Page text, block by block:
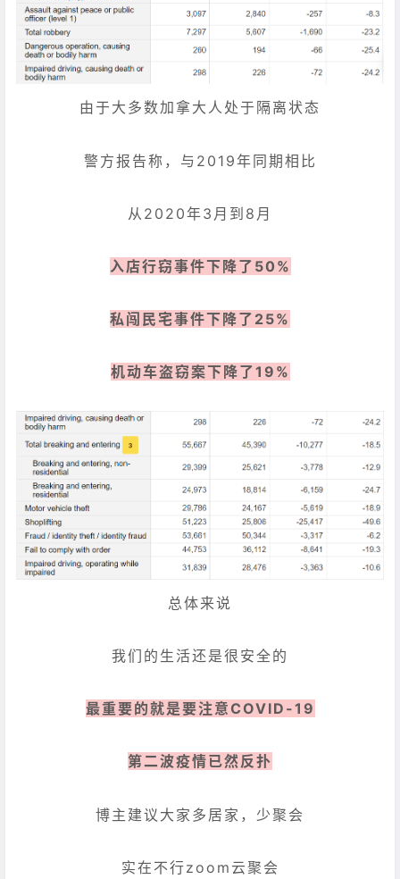
由于大多数加拿大人处于隔离状态
警方报告称，与2019年同期相比
从2020年3月到8月
入店行窃事件下降了50%
私闯民宅事件下降了25%
机动车盗窃案下降了19%
总体来说
我们的生活还是很安全的
最重要的就是要注意COVID-19
第二波疫情已然反扑
博主建议大家多居家，少聚会
实在不行zoom云聚会